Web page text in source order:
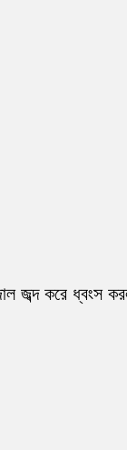
জব্দ করে ধ্বংস